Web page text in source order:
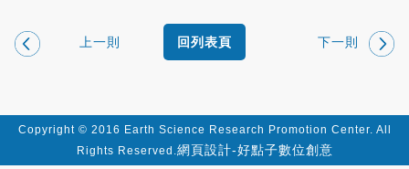
上一則 下一則
回列表頁
Copyright © 2016 Earth Science Research Promotion Center. All
Rights Reserved.網頁設計-好點子數位創意